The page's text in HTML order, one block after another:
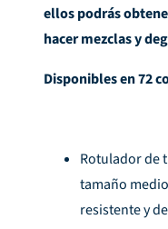
ellos podrás
hacer mezclas y
Disponibles en 72
Rotulador de
tamaño
resistente y